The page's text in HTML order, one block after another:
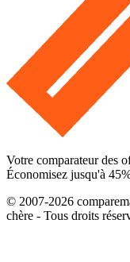
Votre comparateur des
Économisez jusqu'à 45
© 2007-2026
chère - Tous droits